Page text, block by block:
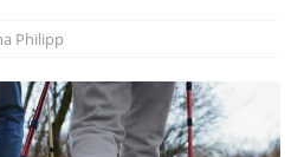
Philipp